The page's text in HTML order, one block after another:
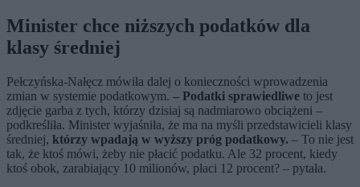
Minister chce niższych podatków dla
klasy średniej
Pełczyńska-Nałęcz mówiła dalej o konieczności wprowadzenia
zmian w systemie podatkowym. – Podatki sprawiedliwe to jest
zdjęcie garba z tych, którzy dzisiaj są nadmiarowo obciążeni –
podkreśliła. Minister wyjaśniła, że ma na myśli przedstawicieli klasy
średniej, którzy wpadają w wyższy próg podatkowy. – To nie jest
tak, że ktoś mówi, żeby nie płacić podatku. Ale 32 procent, kiedy
ktoś obok, zarabiający 10 milionów, płaci 12 procent? – pytała.